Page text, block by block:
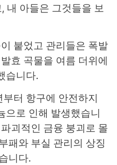
내 아들은 그것들을 보
붙었고 관리들은 폭발
효 곡물을 여름 더위에
습니다.
터 항구에 안전하지
으로 인해 발생했습니
괴적인 금융 붕괴로 몰
패와 부실 관리의 상징
니다.